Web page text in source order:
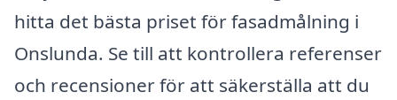
hitta det bästa priset för fasadmålning i
Onslunda. Se till att kontrollera referenser
och recensioner för att säkerställa att du